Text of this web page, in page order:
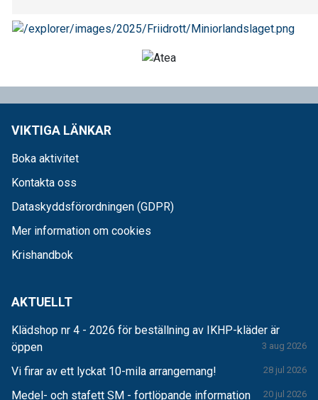
VIKTIGA LÄNKAR
Boka aktivitet
Kontakta oss
Dataskyddsförordningen (GDPR)
Mer information om cookies
Krishandbok
AKTUELLT
Klädshop nr 4 - 2026 för beställning av IKHP-kläder är
öppen
3 aug 2026
Vi firar av ett lyckat 10-mila arrangemang! 28 jul 2026
Medel- och stafett SM - fortlöpande information 20 jul 2026